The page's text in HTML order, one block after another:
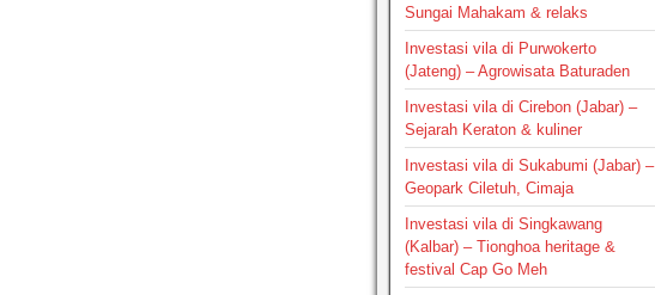
Sungai Mahakam & relaks
Investasi vila di Purwokerto
(Jateng) – Agrowisata Baturaden
Investasi vila di Cirebon (Jabar) –
Sejarah Keraton & kuliner
Investasi vila di Sukabumi (Jabar) –
Geopark Ciletuh, Cimaja
Investasi vila di Singkawang
(Kalbar) – Tionghoa heritage &
festival Cap Go Meh